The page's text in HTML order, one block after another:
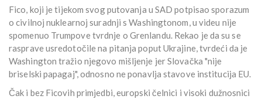
Fico, koji je tijekom svog putovanja u SAD potpisao sporazum
o civilnoj nuklearnoj suradnji s Washingtonom, u videu nije
spomenuo Trumpove tvrdnje o Grenlandu. Rekao je da su se
rasprave usredotočile na pitanja poput Ukrajine, tvrdeći da je
Washington tražio njegovo mišljenje jer Slovačka "nije
briselski papagaj", odnosno ne ponavlja stavove institucija EU.
Čak i bez Ficovih primjedbi, europski čelnici i visoki dužnosnici